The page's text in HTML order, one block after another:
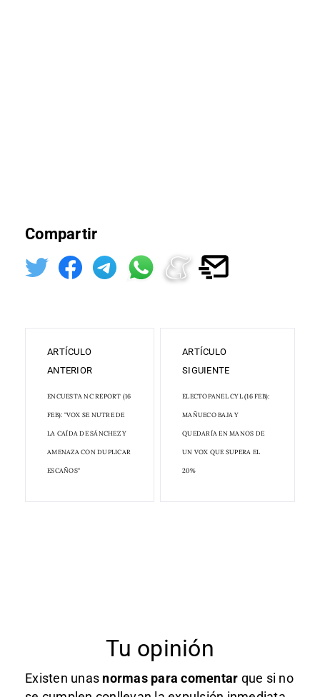
Compartir
ARTÍCULO
ANTERIOR
ENCUESTA NC REPORT (16
FEB): "VOX SE NUTRE DE
LA CAÍDA DE SÁNCHEZ Y
AMENAZA CON DUPLICAR
ESCAÑOS"
ARTÍCULO
SIGUIENTE
ELECTOPANEL CYL (16 FEB):
MAÑUECO BAJA Y
QUEDARÍA EN MANOS DE
UN VOX QUE SUPERA EL
20%
Tu opinión
Existen unas normas para comentar que si no